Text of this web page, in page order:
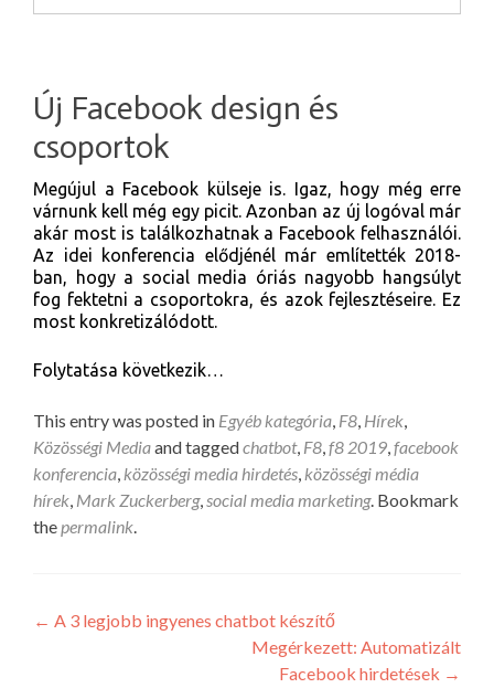
Új Facebook design és
csoportok
Megújul a Facebook külseje is. Igaz, hogy még erre
várnunk kell még egy picit. Azonban az új logóval már
akár most is találkozhatnak a Facebook felhasználói.
Az idei konferencia elődjénél már említették 2018-
ban, hogy a social media óriás nagyobb hangsúlyt
fog fektetni a csoportokra, és azok fejlesztéseire. Ez
most konkretizálódott.
Folytatása következik…
This entry was posted in Egyéb kategória, F8, Hírek,
Közösségi Mediaand taggedchatbot, F8,f8 2019,facebook
konferencia, közösségi media hirdetés, közösségi média
hírek, Mark Zuckerberg,social media marketing. Bookmark
thepermalink.
Bejegyzés
← A 3 legjobb ingyenes chatbot készítő
Megérkezett: Automatizált
Facebook hirdetések →